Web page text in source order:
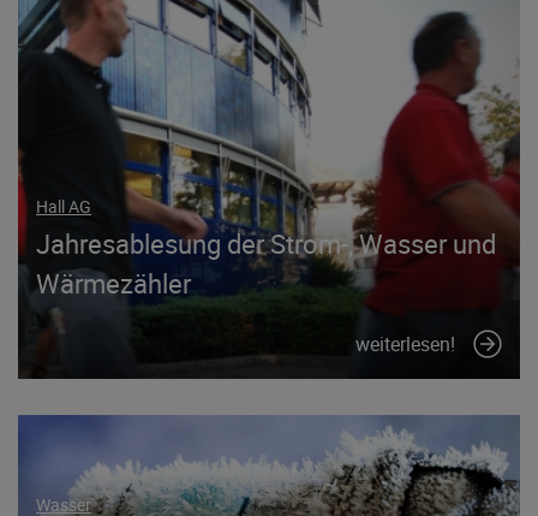
Hall AG
Jahresablesung der Strom-, Wasser und
Wärmezähler
weiterlesen!
Wasser